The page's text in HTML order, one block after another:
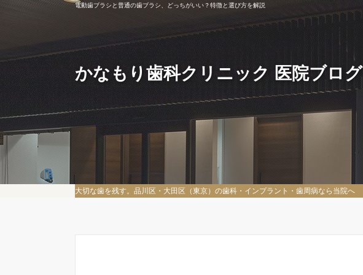
電動歯ブラシと普通の歯ブラシ、どっちがいい？特徴と選び方を解説
かなもり歯科クリニック 医院ブログ
大切な歯を残す。品川区・大田区（東京）の歯科・インプラント・歯周病なら当院へ